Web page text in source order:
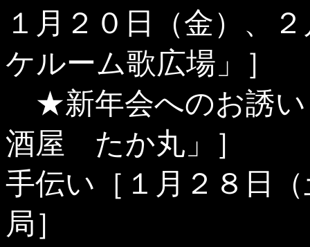
１月２０日（金）、
ケルーム歌広場」］
★新年会へのお誘
酒屋 たか丸」］ ★
手伝い［１月２８日
局］